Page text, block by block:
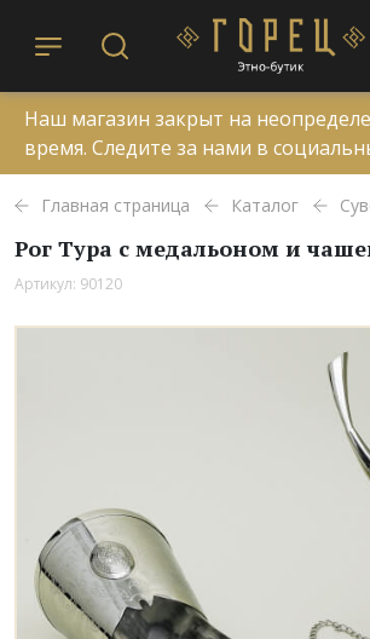
Наш магазин закрыт на
время. Следите за нами в
Главная страница Каталог
Рог Тура с медальоном и
Артикул: 90120